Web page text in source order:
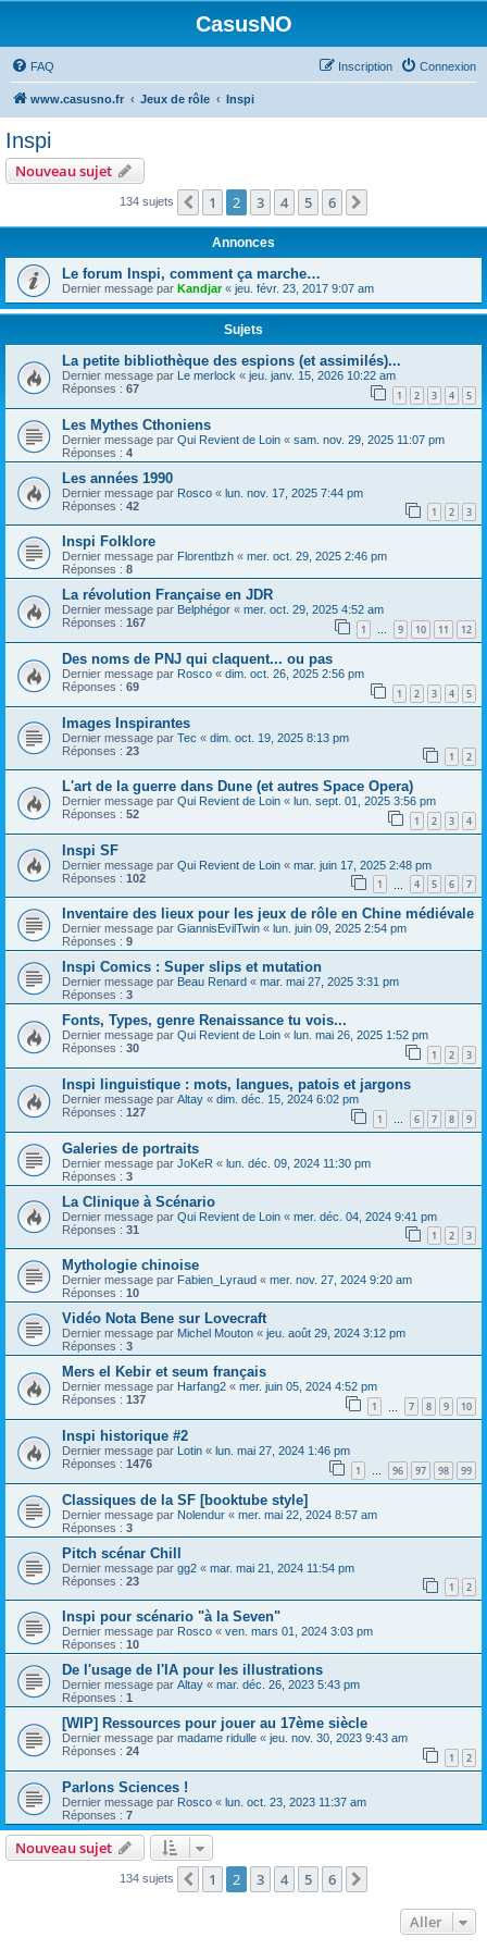
CasusNO
FAQ Connexion
Inscription
www.casusno.fr Jeux de rôle Inspi
Inspi
Nouveau sujet
134 sujets Précédent
1 2 3 4 5 6
Annonces
Le forum Inspi, comment ça marche…
Dernier message par Kandjar« jeu. févr. 23, 2017 9:07 am
Sujets
La petite bibliothèque des espions (et assimilés)...
Dernier message par Le merlock « jeu. janv. 15, 2026 10:22 am
Réponses : 67 1 2 3 4 5
Les Mythes Cthoniens
Dernier message par Qui Revient de Loin « sam. nov. 29, 2025 11:07 pm
Réponses : 4
Les années 1990
Dernier message par Rosco « lun. nov. 17, 2025 7:44 pm
Réponses : 42 1 2 3
Inspi Folklore
Dernier message par Florentbzh « mer. oct. 29, 2025 2:46 pm
Réponses : 8
La révolution Française en JDR
Dernier message par Belphégor « mer. oct. 29, 2025 4:52 am
Réponses : 167 1 … 9 10 11 12
Des noms de PNJ qui claquent... ou pas
Dernier message par Rosco « dim. oct. 26, 2025 2:56 pm
Réponses : 69 1 2 3 4 5
Images Inspirantes
Dernier message par Tec « dim. oct. 19, 2025 8:13 pm
Réponses : 23 1 2
L'art de la guerre dans Dune (et autres Space Opera)
Dernier message par Qui Revient de Loin « lun. sept. 01, 2025 3:56 pm
Réponses : 52 1 2 3 4
Inspi SF
Dernier message par Qui Revient de Loin « mar. juin 17, 2025 2:48 pm
Réponses : 102 1 4 5 6 7
Inventaire des lieux pour les jeux de rôle en Chine médiévale
Dernier message par GiannisEvilTwin « lun. juin 09, 2025 2:54 pm
Réponses : 9
Inspi Comics : Super slips et mutation
Dernier message par Beau Renard « mar. mai 27, 2025 3:31 pm
Réponses : 3
Fonts, Types, genre Renaissance tu vois...
Dernier message par Qui Revient de Loin « lun. mai 26, 2025 1:52 pm
Réponses : 30 1 2 3
Inspi linguistique : mots, langues, patois et jargons
Dernier message par Altay « dim. déc. 15, 2024 6:02 pm
Réponses : 127 1 … 6 7 8 9
Galeries de portraits
Dernier message par JoKeR « lun. déc. 09, 2024 11:30 pm
Réponses : 3
La Clinique à Scénario
Dernier message par Qui Revient de Loin « mer. déc. 04, 2024 9:41 pm
Réponses : 31 1 2 3
Mythologie chinoise
Dernier message par Fabien_Lyraud « mer. nov. 27, 2024 9:20 am
Réponses : 10
Vidéo Nota Bene sur Lovecraft
Dernier message par Michel Mouton « jeu. août 29, 2024 3:12 pm
Réponses : 3
Mers el Kebir et seum français
Dernier message par Harfang2 « mer. juin 05, 2024 4:52 pm
Réponses : 137 1 7 8 9 10
Inspi historique #2
Dernier message par Lotin « lun. mai 27, 2024 1:46 pm
Réponses : 1476 1 … 96 97 98 99
Classiques de la SF [booktube style]
Dernier message par Nolendur « mer. mai 22, 2024 8:57 am
Réponses : 3
Pitch scénar Chill
Dernier message par gg2 « mar. mai 21, 2024 11:54 pm
Réponses : 23 1 2
Inspi pour scénario "à la Seven"
Dernier message par Rosco « ven. mars 01, 2024 3:03 pm
Réponses : 10
De l'usage de l'IA pour les illustrations
Dernier message par Altay « mar. déc. 26, 2023 5:43 pm
Réponses : 1
[WIP] Ressources pour jouer au 17ème siècle
Dernier message par madame ridulle « jeu. nov. 30, 2023 9:43 am
Réponses : 24 1 2
Parlons Sciences !
Dernier message par Rosco « lun. oct. 23, 2023 11:37 am
Réponses : 7
Nouveau sujet
134 sujets Précédent
1 2 3 4 5 6
Aller